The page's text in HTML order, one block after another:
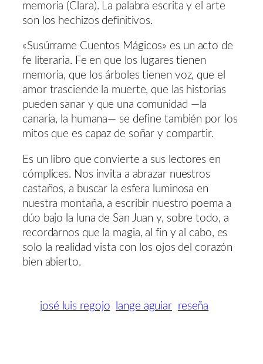
memoria (Clara). La palabra escrita y el arte
son los hechizos definitivos.
«Susúrrame Cuentos Mágicos» es un acto de
fe literaria. Fe en que los lugares tienen
memoria, que los árboles tienen voz, que el
amor trasciende la muerte, que las historias
pueden sanar y que una comunidad —la
canaria, la humana— se define también por los
mitos que es capaz de soñar y compartir.
Es un libro que convierte a sus lectores en
cómplices. Nos invita a abrazar nuestros
castaños, a buscar la esfera luminosa en
nuestra montaña, a escribir nuestro poema a
dúo bajo la luna de San Juan y, sobre todo, a
recordarnos que la magia, al fin y al cabo, es
solo la realidad vista con los ojos del corazón
bien abierto.
josé luis regojo lange aguiar reseña